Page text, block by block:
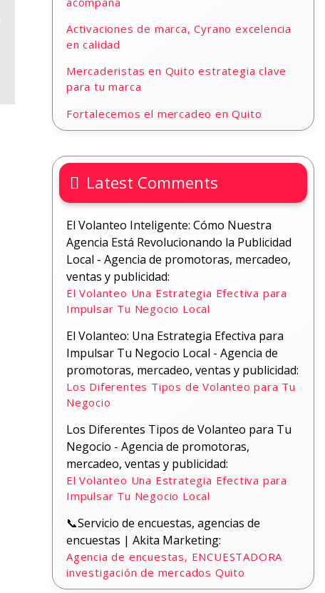
Activaciones de marca, Cyrano excelencia
en calidad
Mercaderistas en Quito estrategia clave
para tu marca
Fortalecemos el mercadeo en Quito
Latest Comments
El Volanteo Inteligente: Cómo Nuestra
Agencia Está Revolucionando la Publicidad
Local - Agencia de promotoras, mercadeo,
ventas y publicidad:
El Volanteo Una Estrategia Efectiva para
Impulsar Tu Negocio Local
El Volanteo: Una Estrategia Efectiva para
Impulsar Tu Negocio Local - Agencia de
promotoras, mercadeo, ventas y publicidad:
Los Diferentes Tipos de Volanteo para Tu
Negocio
Los Diferentes Tipos de Volanteo para Tu
Negocio - Agencia de promotoras,
mercadeo, ventas y publicidad:
El Volanteo Una Estrategia Efectiva para
Impulsar Tu Negocio Local
📞Servicio de encuestas, agencias de
encuestas | Akita Marketing:
Agencia de encuestas, ENCUESTADORA
investigación de mercados Quito